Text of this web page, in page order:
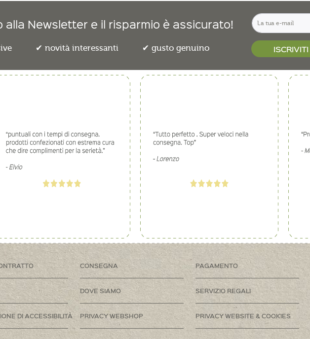
Newsletter e il risparmio è assicurato!
novità interessanti gusto genuino ISCRIVITI
CONSEGNA PAGAMENTO
DOVE SIAMO SERVIZIO REGALI
DI ACCESSIBILITÀ PRIVACY WEBSHOP PRIVACY WEBSITE & COOKIES